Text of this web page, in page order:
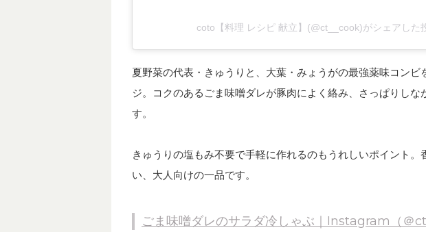
coto【料理 レシピ 献立】(@ct__cook)がシェアした
夏野菜の代表・きゅうりと、大葉・みょうがの最強薬味コンビ
ジ。コクのあるごま味噌ダレが豚肉によく絡み、さっぱりしな
す。
きゅうりの塩もみ不要で手軽に作れるのもうれしいポイント。
い、大人向けの一品です。
ごま味噌ダレのサラダ冷しゃぶ｜Instagram（＠